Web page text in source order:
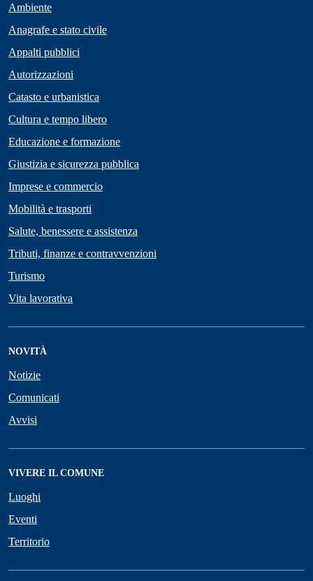
Ambiente
Anagrafe e stato civile
Appalti pubblici
Autorizzazioni
Catasto e urbanistica
Cultura e tempo libero
Educazione e formazione
Giustizia e sicurezza pubblica
Imprese e commercio
Mobilità e trasporti
Salute, benessere e assistenza
Tributi, finanze e contravvenzioni
Turismo
Vita lavorativa
NOVITÀ
Notizie
Comunicati
Avvisi
VIVERE IL COMUNE
Luoghi
Eventi
Territorio